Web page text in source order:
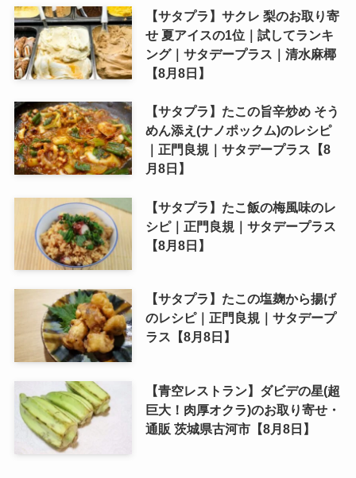
【サタプラ】サクレ 梨のお取り寄
せ 夏アイスの1位｜試してランキ
ング｜サタデープラス｜清水麻椰
【8月8日】
【サタプラ】たこの旨辛炒め そう
めん添え(ナノポックム)のレシピ
｜正門良規｜サタデープラス【8
月8日】
【サタプラ】たこ飯の梅風味のレ
シピ｜正門良規｜サタデープラス
【8月8日】
【サタプラ】たこの塩麹から揚げ
のレシピ｜正門良規｜サタデープ
ラス【8月8日】
【青空レストラン】ダビデの星(超
巨大！肉厚オクラ)のお取り寄せ・
通販 茨城県古河市【8月8日】